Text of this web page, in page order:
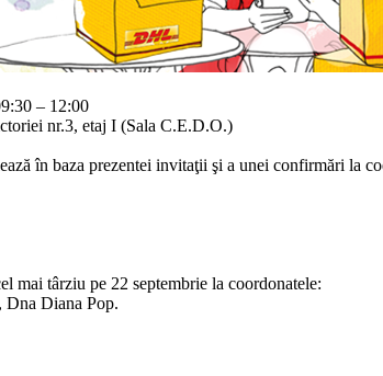
– 12:00
nr.3, etaj I (Sala C.E.D.O.)
în baza prezentei invitaţii şi a unei confirmări la
mai târziu pe 22 septembrie la coordonatele:
Dna Diana Pop.